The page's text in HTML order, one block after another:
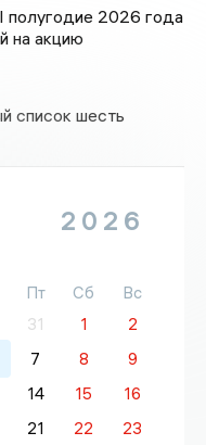
2026 года
на акцию
список шесть
2026
Пт Сб
Вс
31 1
2
7 8
9
14 15
16
21 22
23